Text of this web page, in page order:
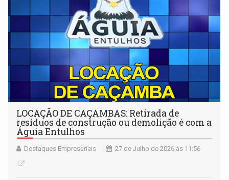
LOCAÇÃO DE CAÇAMBAS: Retirada de
resíduos de construção ou demolição é com a
Águia Entulhos
Destaques Empresariais 27 de Julho de 2026 às 11:56